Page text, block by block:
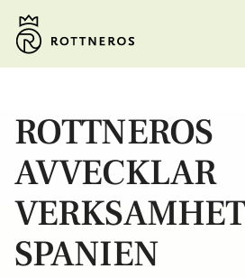
ROTTNEROS
AVVECKLAR
SPANIEN